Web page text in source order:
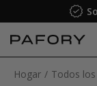
Hogar Todos